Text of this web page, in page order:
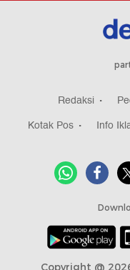
Redaksi
Kotak Pos
Info
Copyright @